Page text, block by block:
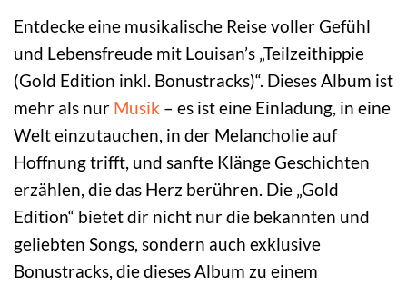
Entdecke eine musikalische Reise voller Gefühl
und Lebensfreude mit Louisan’s „Teilzeithippie
(Gold Edition inkl. Bonustracks)“. Dieses Album ist
mehr als nur Musik – es ist eine Einladung, in eine
Welt einzutauchen, in der Melancholie auf
Hoffnung trifft, und sanfte Klänge Geschichten
erzählen, die das Herz berühren. Die „Gold
Edition“ bietet dir nicht nur die bekannten und
geliebten Songs, sondern auch exklusive
Bonustracks, die dieses Album zu einem